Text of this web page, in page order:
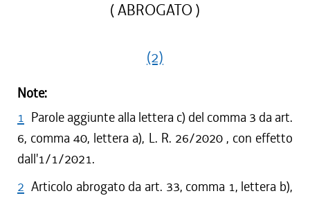
( ABROGATO )
(2)
Note:
1 Parole aggiunte alla lettera c) del comma 3 da art.
6, comma 40, lettera a), L. R. 26/2020 , con effetto
dall'1/1/2021.
2 Articolo abrogato da art. 33, comma 1, lettera b),